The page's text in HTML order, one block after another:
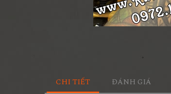
CHI TIẾT ĐÁNH GIÁ